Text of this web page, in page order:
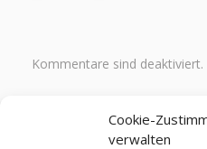
Cookie-
verwalten
Kommentare sind deaktiviert.
Quicklinks